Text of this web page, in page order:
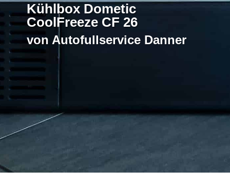
Kühlbox Dometic
CoolFreeze CF 26
von Autofullservice Danner